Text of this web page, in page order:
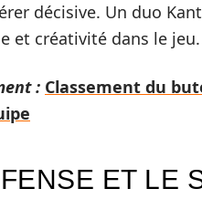
décisive. Un duo
et créativité dans le jeu.
: Classement du
ET LE